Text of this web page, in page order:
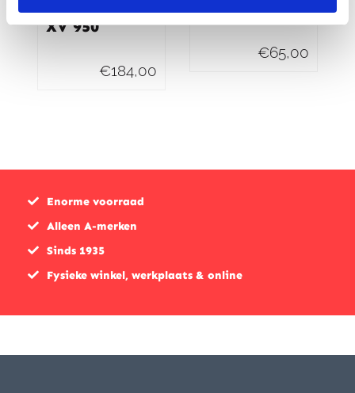
XV 950
€184,00
€65,00
Enorme voorraad
Alleen A-merken
Sinds 1935
Fysieke winkel, werkplaats & online